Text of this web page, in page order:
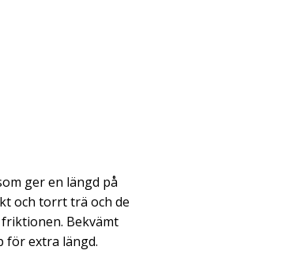
ger en längd på
och torrt trä och de
Bekvämt
för extra längd.